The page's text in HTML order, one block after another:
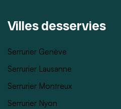
Villes desservies
Serrurier Genève
Serrurier Lausanne
Serrurier Montreux
Serrurier Nyon